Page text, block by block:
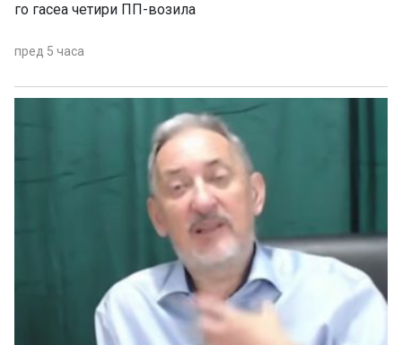
го гасеа четири ПП-возила
пред 5 часа